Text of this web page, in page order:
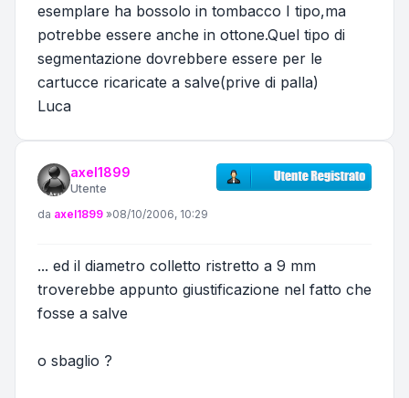
esemplare ha bossolo in tombacco I tipo,ma
potrebbe essere anche in ottone.Quel tipo di
segmentazione dovrebbere essere per le
cartucce ricaricate a salve(prive di palla)
Luca
axel1899
Utente
Messaggio
da axel1899 »08/10/2006, 10:29
... ed il diametro colletto ristretto a 9 mm
troverebbe appunto giustificazione nel fatto che
fosse a salve
o sbaglio ?